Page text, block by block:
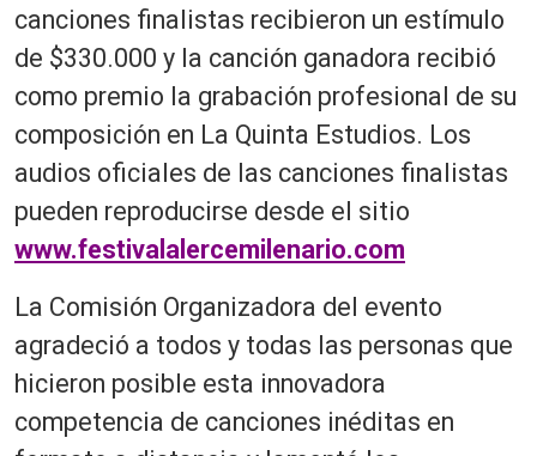
canciones finalistas recibieron un estímulo
de $330.000 y la canción ganadora recibió
como premio la grabación profesional de su
composición en La Quinta Estudios. Los
audios oficiales de las canciones finalistas
pueden reproducirse desde el sitio
www.festivalalercemilenario.com
La Comisión Organizadora del evento
agradeció a todos y todas las personas que
hicieron posible esta innovadora
competencia de canciones inéditas en